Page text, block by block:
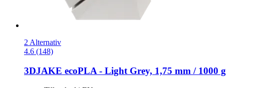
2 Alternativ
4.6 (148)
3DJAKE ecoPLA -​ Light Grey, 1,75 mm / 1000 g